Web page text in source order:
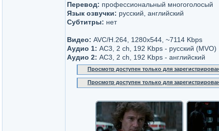
Перевод: профессиональный многоголосый
Язык озвучки: русский, английский
Субтитры: нет
Видео: AVC/H.264, 1280x544, ~7114 Kbps
Аудио 1: AC3, 2 ch, 192 Kbps - русский (MVO)
Аудио 2: AC3, 2 ch, 192 Kbps - английский
Просмотр доступен только для
Просмотр доступен только для